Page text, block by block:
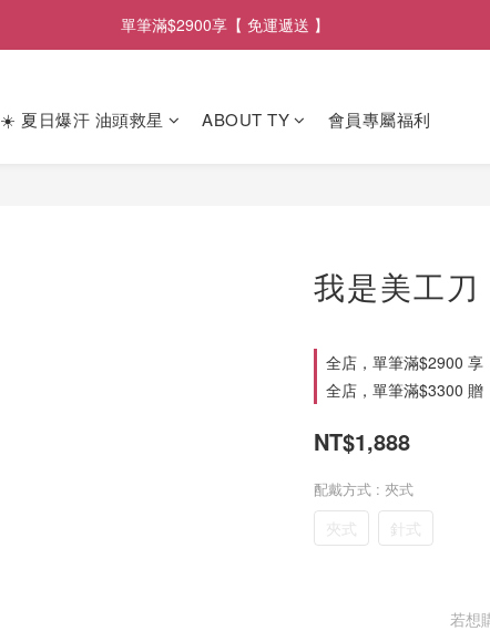
單筆滿$2900享【 免運遞送 】
單筆滿$2900享【 免運遞送 】
單筆滿$2900享【 免運遞送 】
☀️ 夏日爆汗 油頭救星 ABOUT TY 會員專屬福利
我是美工刀
全店，單筆滿$2900 享
全店，單筆滿$3300 贈
NT$1,888
配戴方式 : 夾式
夾式 針式
若想